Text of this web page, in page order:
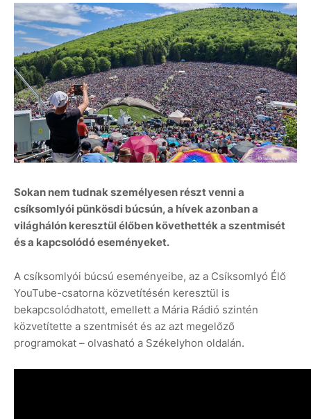
Sokan nem tudnak személyesen részt venni a
csíksomlyói pünkösdi búcsún, a hívek azonban a
világhálón keresztül élőben követhették a szentmisét
és a kapcsolódó eseményeket.
A csíksomlyói búcsú eseményeibe, az a Csíksomlyó Élő
YouTube-csatorna közvetítésén keresztül is
bekapcsolódhatott, emellett a Mária Rádió szintén
közvetítette a szentmisét és az azt megelőző
programokat – olvasható a Székelyhon oldalán.